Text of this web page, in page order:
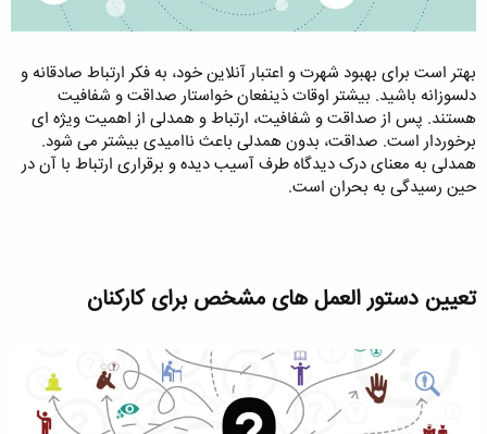
بهتر است برای بهبود شهرت و اعتبار آنلاین خود، به فکر ارتباط صادقانه و
دلسوزانه باشید. بیشتر اوقات ذینفعان خواستار صداقت و شفافیت
هستند. پس از صداقت و شفافیت، ارتباط و همدلی از اهمیت ویژه ای
برخوردار است. صداقت، بدون همدلی باعث ناامیدی بیشتر می شود.
همدلی به معنای درک دیدگاه طرف آسیب دیده و برقراری ارتباط با آن در
حین رسیدگی به بحران است.
تعیین دستور العمل های مشخص برای کارکنان​